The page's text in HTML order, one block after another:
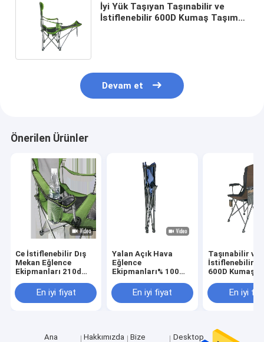
İyi Yük Taşıyan Taşınabilir ve
İstiflenebilir 600D Kumaş Taşıma
Devam et
Önerilen Ürünler
Ce İstiflenebilir Dış
Mekan Eğlence
Ekipmanları 210d
Boş Tembel Sandalye
En iyi fiyat
Yalan Açık Hava
Eğlence
Ekipmanları% 100
Bahçe Sandalyeleri
En iyi fiyat
Taşınabilir ve
İstiflenebilir
600D Kumaş
Sandalyeleri
Çocuklar
En iyi
Ana
Hakkımızda
Bize
Desktop